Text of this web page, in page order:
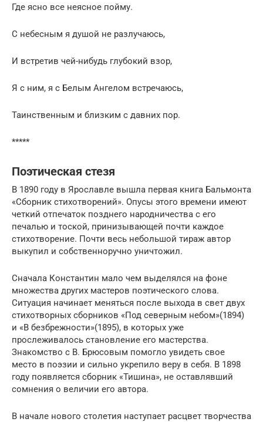
Где ясно все неясное пойму.
С небесным я душой не разлучаюсь,
И встретив чей-нибудь глубокий взор,
Я с ним, я с Белым Ангелом встречаюсь,
Таинственным и близким с давних пор.
*****
Поэтическая стезя
В 1890 году в Ярославле вышла первая книга Бальмонта
«Сборник стихотворений». Опусы этого времени имеют
четкий отпечаток позднего народничества с его
печалью и тоской, принизывающей почти каждое
стихотворение. Почти весь небольшой тираж автор
выкупил и собственноручно уничтожил.
Сначала Константин мало чем выделялся на фоне
множества других мастеров поэтического слова.
Ситуация начинает меняться после выхода в свет двух
стихотворных сборников «Под северным небом»(1894)
и «В безбрежности»(1895), в которых уже
прослеживалось становление его мастерства.
Знакомство с В. Брюсовым помогло увидеть свое
место в поэзии и сильно укрепило веру в себя. В 1898
году появляется сборник «Тишина», не оставлявший
сомнения о величии его автора.
В начале нового столетия наступает расцвет творчества